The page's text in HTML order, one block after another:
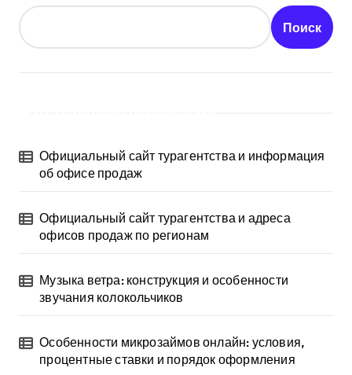
Поиск
Официальный сайт турагентства и информация
об офисе продаж
Официальный сайт турагентства и адреса
офисов продаж по регионам
Музыка ветра: конструкция и особенности
звучания колокольчиков
Особенности микрозаймов онлайн: условия,
процентные ставки и порядок оформления